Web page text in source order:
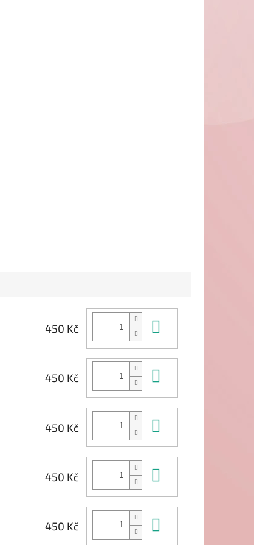
450 Kč
450 Kč
450 Kč
450 Kč
450 Kč